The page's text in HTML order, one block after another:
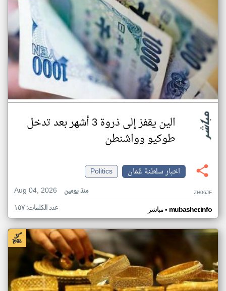
الين يقفز إلى ذروة 3 أشهر بعد تدخل
طوكيو وواشنطن
اخبار سلطنة عُمان
Politics
Aug 04, 2026
منذ يومين ZH06JF
مباشر• mubasher.info عدد الكلمات: ١٥٧